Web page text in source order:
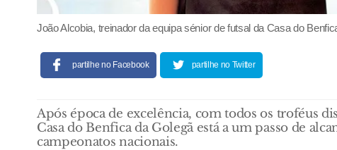
João Alcobia, treinador da equipa sénior de futsal da Casa do
partilhe no Facebook partilhe no Twitter
Após época de excelência, com todos os troféus
Casa do Benfica da Golegã está a um passo de
campeonatos nacionais.